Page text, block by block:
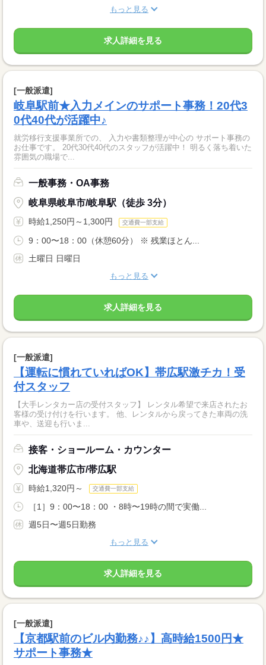
もっと見る
求人詳細を見る
[一般派遣]
岐阜駅前★入力メインのサポート事務！20代3
0代40代が活躍中♪
就労移行支援事業所での、 入力や書類整理が中心の サポート事務の
お仕事です。 20代30代40代のスタッフが活躍中！ 明るく落ち着いた
雰囲気の職場で...
一般事務・OA事務
岐阜県岐阜市/岐阜駅（徒歩 3分）
時給1,250円～1,300円 交通費一部支給
9：00〜18：00（休憩60分） ※ 残業ほとん...
土曜日 日曜日
もっと見る
求人詳細を見る
[一般派遣]
【運転に慣れていればOK】帯広駅激チカ！受
付スタッフ
【大手レンタカー店の受付スタッフ】 レンタル希望で来店されたお
客様の受け付けを行います。 他、レンタルから戻ってきた車両の洗
車や、送迎も行いま...
接客・ショールーム・カウンター
北海道帯広市/帯広駅
時給1,320円～ 交通費一部支給
［1］9：00〜18：00 ・8時〜19時の間で実働...
週5日〜週5日勤務
もっと見る
求人詳細を見る
[一般派遣]
【京都駅前のビル内勤務♪♪】高時給1500円★
サポート事務★